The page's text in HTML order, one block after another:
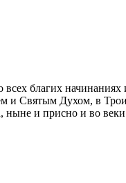
благих начинаниях
и Святым Духом, в
ныне и присно и во